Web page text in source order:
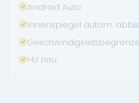
Android Auto
Innenspiegel autom.
HU neu